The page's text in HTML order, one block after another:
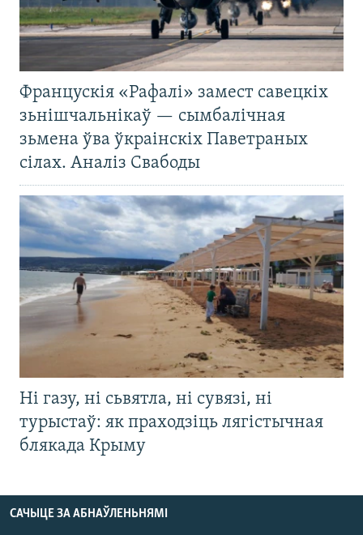
Францускія «Рафалі» замест савецкіх
зьнішчальнікаў — сымбалічная
зьмена ўва ўкраінскіх Паветраных
сілах. Аналіз Свабоды
Ні газу, ні сьвятла, ні сувязі, ні
турыстаў: як праходзіць лягістычная
блякада Крыму
САЧЫЦЕ ЗА АБНАЎЛЕНЬНЯМІ